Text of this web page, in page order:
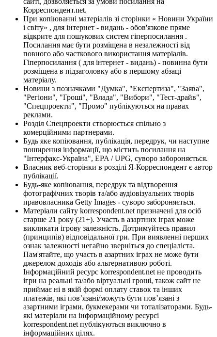
Корреспондент.net.
При копіюванні матеріалів зі сторінки « Новини України
і світу» , для інтернет - видань - обов'язкове пряме
відкрите для пошукових систем гіперпосилання .
Посилання має бути розміщена в незалежності від
повного або часткового використання матеріалів.
Гіперпосилання ( для інтернет - видань) - повинна бути
розміщена в підзаголовку або в першому абзаці
матеріалу.
Новини з позначками "Думка", "Експертиза", "Заява",
"Регіони", "Гроші", "Влада", "Вибори", "Тест-драйв",
"Спецпроекти", "Промо" публікуються на правах
реклами.
Розділ Спецпроекти створюється спільно з
комерційними партнерами.
Будь яке копіювання, публікація, передрук, чи наступне
поширення інформації, що містить посилання на
"Інтерфакс-Україна", EPA / UPG, суворо забороняється.
Власник веб-сторінки в розділі Я-Корреспондент є автор
публікації.
Будь-яке копіювання, передрук та відтворення
фотографічних творів та/або аудіовізуальних творів
правовласника Getty Images - суворо забороняється.
Матеріали сайту korrespondent.net призначені для осіб
старше 21 року (21+). Участь в азартних іграх може
викликати ігрову залежність. Дотримуйтесь правил
(принципів) відповідальної гри. При виявленні перших
ознак залежності негайно зверніться до спеціаліста.
Пам'ятайте, що участь в азартних іграх не може бути
джерелом доходів або альтернативою роботі.
Інформаційний ресурс korrespondent.net не проводить
ігри на реальні та/або віртуальні гроші, також сайт не
приймає ні в якій формі оплату ставок та інших
платежів, які пов’язані/можуть бути пов’язані з
азартними іграми, букмекерами чи тоталізаторами. Будь-
які матеріали на інформаційному ресурсі
korrespondent.net публікуються виключно в
інформаційних цілях.